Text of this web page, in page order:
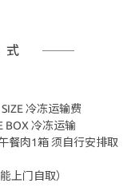
冷冻运输费
BOX 冷冻运输
餐肉1箱 须自行安排取
上门自取）